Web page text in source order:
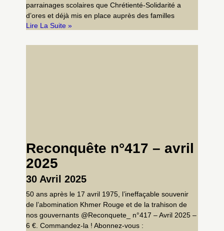
parrainages scolaires que Chrétienté-Solidarité a
d’ores et déjà mis en place auprès des familles
Lire La Suite »
Reconquête n°417 – avril
2025
30 Avril 2025
50 ans après le 17 avril 1975, l’ineffaçable souvenir
de l’abomination Khmer Rouge et de la trahison de
nos gouvernants @Reconquete_ n°417 – Avril 2025 –
6 €. Commandez-la ! Abonnez-vous :